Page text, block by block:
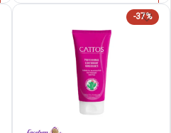
-37%